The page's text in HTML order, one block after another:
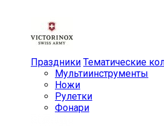
Праздники Тематические
Мульти­инструменты
Ножи
Рулетки
Фонари